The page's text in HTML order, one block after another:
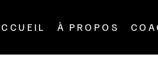
À PROPOS